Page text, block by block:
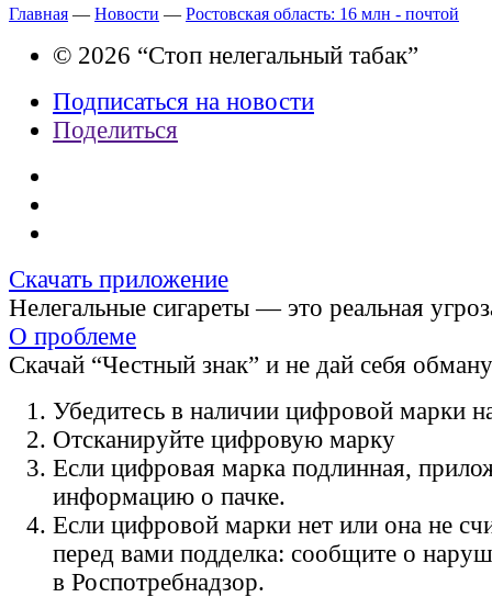
Главная — Новости — Ростовская область: 16 млн - почтой
© 2026 “Стоп нелегальный табак”
Подписаться на новости
Поделиться
Скачать приложение
Нелегальные сигареты — это реальная
О проблеме
Скачай “Честный знак” и не дай себя
Убедитесь в наличии цифровой марки
Отсканируйте цифровую марку
Если цифровая марка подлинная,
информацию о пачке.
Если цифровой марки нет или она не
перед вами подделка: сообщите о
в Роспотребнадзор.